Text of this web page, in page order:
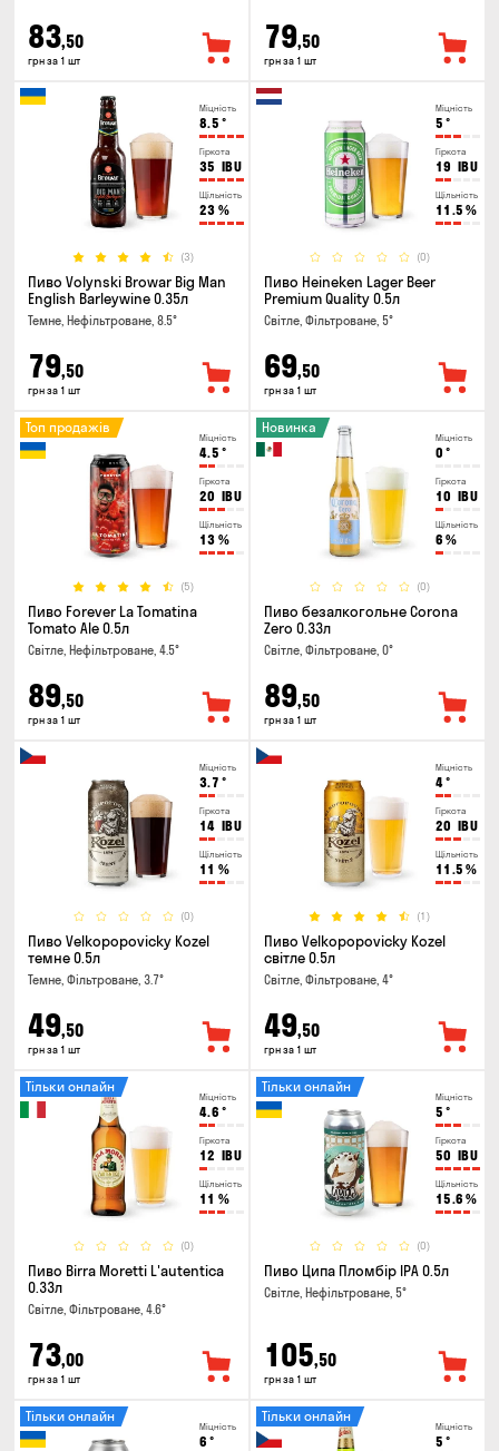
83,50
грн за 1 шт
79,50
грн за 1 шт
Міцність
8.5 °
Гіркота
35 IBU
Щільність
23 %
(3)
Пиво Volynski Browar Big Man
English Barleywine 0.35л
Темне, Нефільтроване, 8.5°
79,50
грн за 1 шт
Міцність
5 °
Гіркота
19 IBU
Щільність
11.5 %
(0)
Пиво Heineken Lager Beer
Premium Quality 0.5л
Світле, Фільтроване, 5°
69,50
грн за 1 шт
Міцність
4.5 °
Гіркота
20 IBU
Щільність
13 %
(5)
Топ продажів
Пиво Forever La Tomatina
Tomato Ale 0.5л
Світле, Нефільтроване, 4.5°
89,50
грн за 1 шт
Міцність
0 °
Гіркота
10 IBU
Щільність
6 %
(0)
Новинка
Пиво безалкогольне Corona
Zero 0.33л
Світле, Фільтроване, 0°
89,50
грн за 1 шт
Міцність
3.7 °
Гіркота
14 IBU
Щільність
11 %
(0)
Пиво Velkopopovicky Kozel
темне 0.5л
Темне, Фільтроване, 3.7°
49,50
грн за 1 шт
Міцність
4°
Гіркота
20 IBU
Щільність
11.5 %
(1)
Пиво Velkopopovicky Kozel
світле 0.5л
Світле, Фільтроване, 4°
49,50
грн за 1 шт
Міцність
4.6 °
Гіркота
12 IBU
Щільність
11 %
(0)
Тільки онлайн
Пиво Birra Moretti L'autentica
0.33л
Світле, Фільтроване, 4.6°
73,00
грн за 1 шт
Міцність
5 °
Гіркота
50 IBU
Щільність
15.6 %
(0)
Тільки онлайн
Пиво Ципа Пломбір IPA 0.5л
Світле, Нефільтроване, 5°
105,50
грн за 1 шт
Міцність
6 °
Тільки онлайн
Міцність
5 °
Тільки онлайн